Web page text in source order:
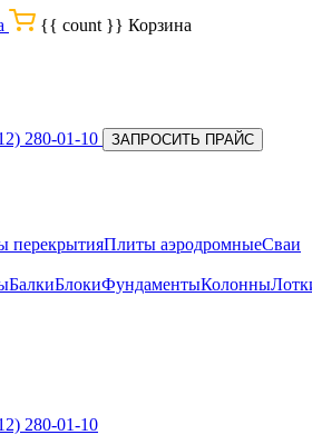
{{ count }} Корзина
280-01-10 ЗАПРОСИТЬ ПРАЙС
перекрытияПлиты аэродромныеСваи
БалкиБлокиФундаментыКолонны
280-01-10